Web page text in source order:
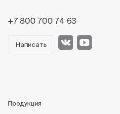
+7 800 700 74 63
Написать
Продукция